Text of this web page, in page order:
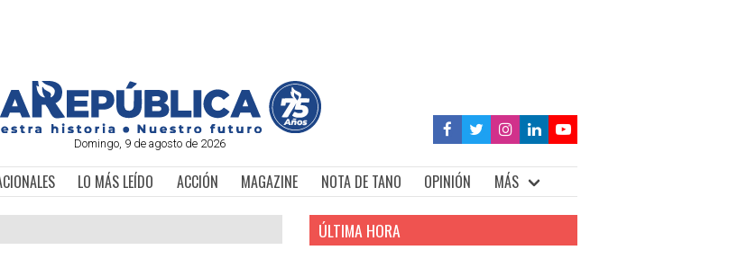
Domingo, 9 de agosto de 2026
LO MÁS LEÍDO ACCIÓN MAGAZINE NOTA DE TANO OPINIÓN MÁS
ÚLTIMA HORA